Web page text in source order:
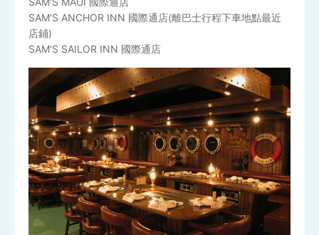
SAM'S ANCHOR INN 國際通店(離巴士行程下車地點最近
店鋪)
SAM'S SAILOR INN 國際通店